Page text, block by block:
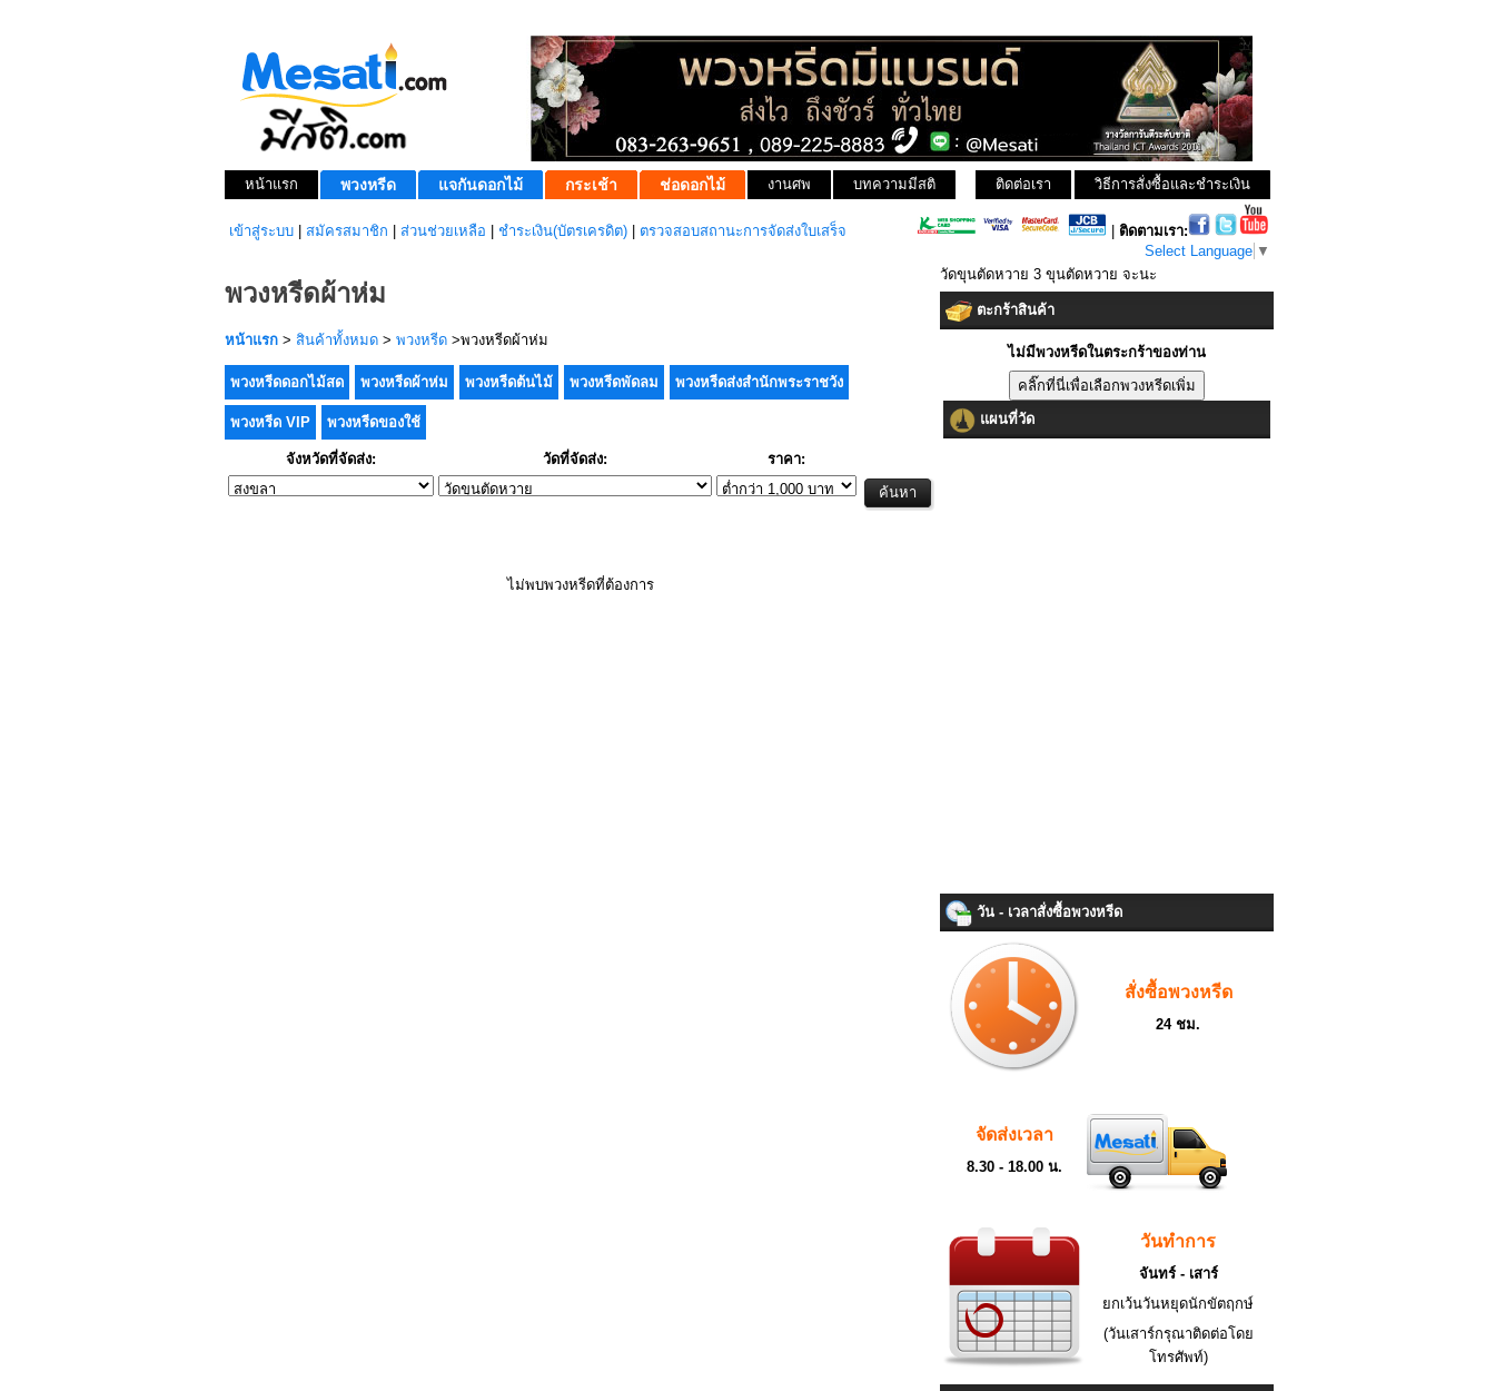
หน้าแรก พวงหรีด แจกันดอกไม้ กระเช้า ช่อดอกไม้ งานศพ บทความมีสติ วิธีการสั่งซื้อและชำระเงิน
ติดต่อเรา
เข้าสู่ระบบ สมัครสมาชิก ส่วนช่วยเหลือ ชำระเงิน(บัตรเครดิต) ตรวจสอบสถานะการจัดส่งใบเสร็จ
ติดตามเรา:
Select Language ▼
พวงหรีดผ้าห่ม
หน้าแรก > สินค้าทั้งหมด > พวงหรีด >พวงหรีดผ้าห่ม
พวงหรีดดอกไม้สด พวงหรีดผ้าห่ม พวงหรีดต้นไม้ พวงหรีดพัดลม พวงหรีดส่งสำนักพระราชวัง
พวงหรีด VIP พวงหรีดของใช้
จังหวัดที่จัดส่ง: วัดที่จัดส่ง: ราคา:
ไม่พบพวงหรีดที่ต้องการ
วัดขุนตัดหวาย 3 ขุนตัดหวาย จะนะ
ตะกร้าสินค้า
ไม่มีพวงหรีดในตระกร้าของท่าน
แผนที่วัด
วัน - เวลาสั่งซื้อพวงหรีด
สั่งซื้อพวงหรีด
24 ชม.
จัดส่งเวลา
8.30 - 18.00 น.
วันทำการ
จันทร์ - เสาร์
ยกเว้นวันหยุดนักขัตฤกษ์
(วันเสาร์กรุณาติดต่อโดย
โทรศัพท์)